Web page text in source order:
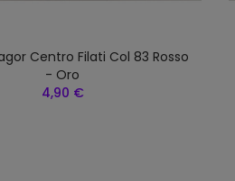
Centro Filati Col 83 Rosso
- Oro
4,90 €